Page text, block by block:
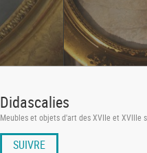
Didascalies
Meubles et objets d'art des XVIIe et XVIIIe
SUIVRE